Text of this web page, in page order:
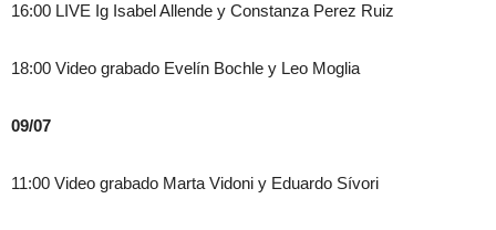
16:00 LIVE Ig Isabel Allende y Constanza Perez Ruiz
18:00 Video grabado Evelín Bochle y Leo Moglia
09/07
11:00 Video grabado Marta Vidoni y Eduardo Sívori